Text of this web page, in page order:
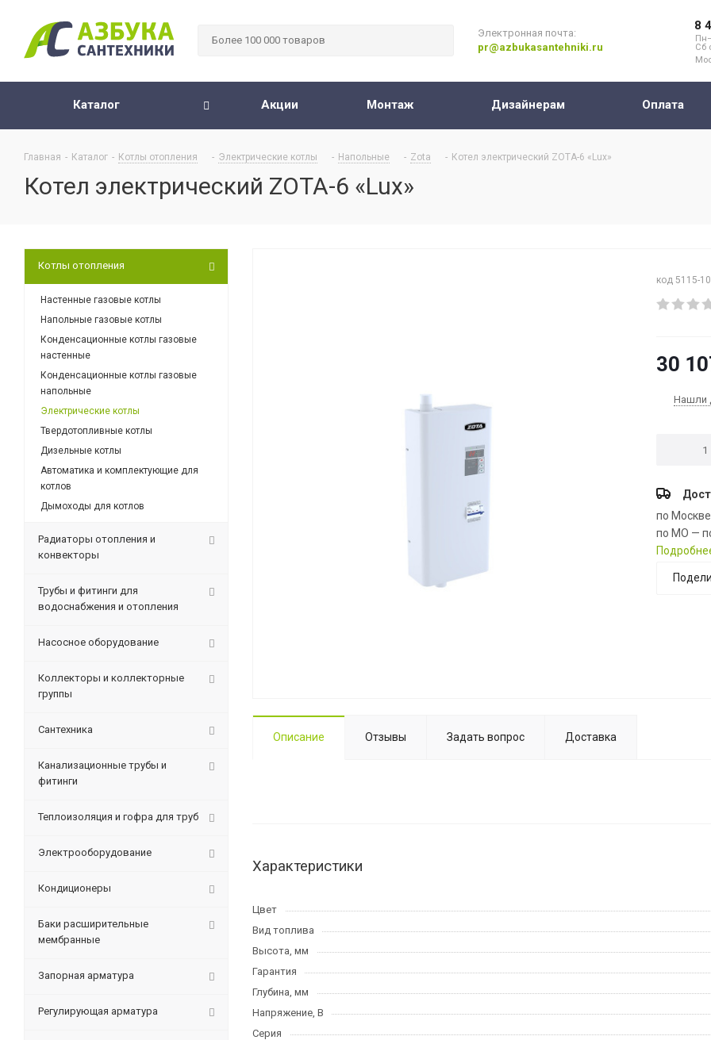
Электронная почта:
pr@azbukasantehniki.ru
8
Сб
Каталог Акции Монтаж Дизайнерам Оплата
Главная - Каталог - Котлы отопления - Электрические котлы - Напольные - Zota - Котел электрический ZOTA-6 «Lux»
Котел электрический ZOTA-6 «Lux»
код 5115-
30
Нашли
по
по МО —
Описание Отзывы Задать вопрос Доставка
Характеристики
Цвет
Вид топлива
Высота, мм
Гарантия
Глубина, мм
Напряжение, В
Серия
Котлы отопления
Настенные газовые котлы
Напольные газовые котлы
Конденсационные котлы газовые
настенные
Конденсационные котлы газовые
напольные
Электрические котлы
Твердотопливные котлы
Дизельные котлы
Автоматика и комплектующие для
котлов
Дымоходы для котлов
Радиаторы отопления и
конвекторы
Трубы и фитинги для
водоснабжения и отопления
Насосное оборудование
Коллекторы и коллекторные
группы
Сантехника
Канализационные трубы и
фитинги
Теплоизоляция и гофра для труб
Электрооборудование
Кондиционеры
Баки расширительные
мембранные
Запорная арматура
Регулирующая арматура